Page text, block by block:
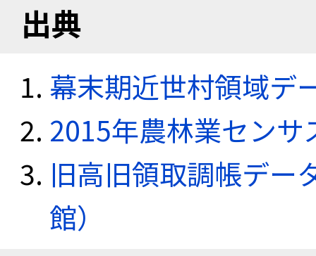
出典
幕末期近世村領域デ
2015年農林業セン
旧高旧領取調帳デー
館）